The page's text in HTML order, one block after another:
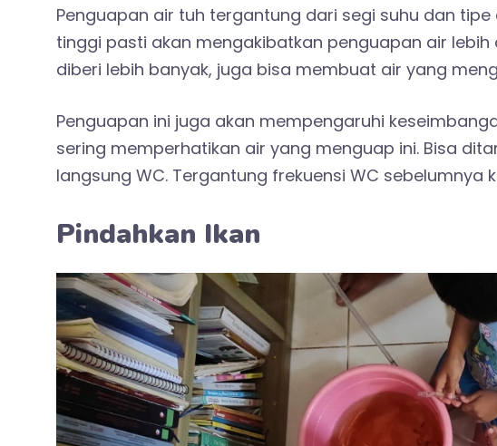
Penguapan air tuh tergantung dari segi suhu dan
tinggi pasti akan mengakibatkan penguapan air
diberi lebih banyak, juga bisa membuat air yang
Penguapan ini juga akan mempengaruhi
sering memperhatikan air yang menguap ini. Bisa
langsung WC. Tergantung frekuensi WC sebelumnya
Pindahkan Ikan